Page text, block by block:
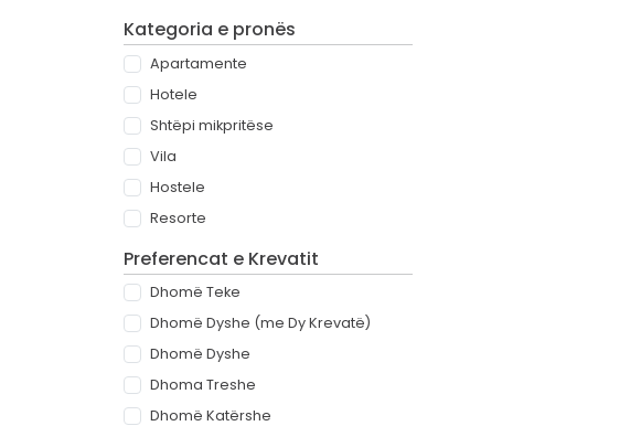
Kategoria e pronës
Apartamente
Hotele
Shtëpi mikpritëse
Vila
Hostele
Resorte
Preferencat e Krevatit
Dhomë Teke
Dhomë Dyshe (me Dy Krevatë)
Dhomë Dyshe
Dhoma Treshe
Dhomë Katërshe